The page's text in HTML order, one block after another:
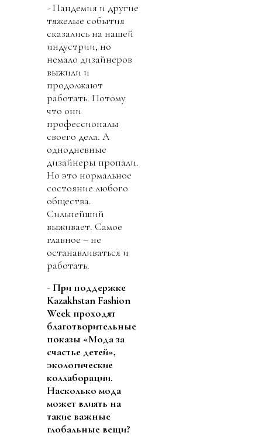
- Пандемия и другие
тяжелые события
сказались на нашей
индустрии, но
немало дизайнеров
выжили и
продолжают
работать. Потому
что они
профессионалы
своего дела. А
однодневные
дизайнеры пропали.
Но это нормальное
состояние любого
общества.
Сильнейший
выживает. Самое
главное – не
останавливаться и
работать.
- При поддержке
Kazakhstan Fashion
Week проходят
благотворительные
показы «Мода за
счастье детей»,
экологические
коллаборации.
Насколько мода
может влиять на
такие важные
глобальные вещи?